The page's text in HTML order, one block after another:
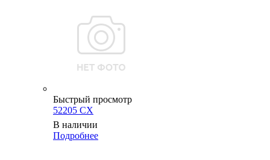
Быстрый просмотр
52205 CX
В наличии
Подробнее